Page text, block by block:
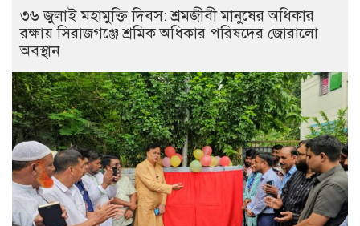
৩৬ জুলাই মহামুক্তি দিবস: শ্রমজীবী মানুষের অধিকার
রক্ষায় সিরাজগঞ্জে শ্রমিক অধিকার পরিষদের জোরালো
অবস্থান